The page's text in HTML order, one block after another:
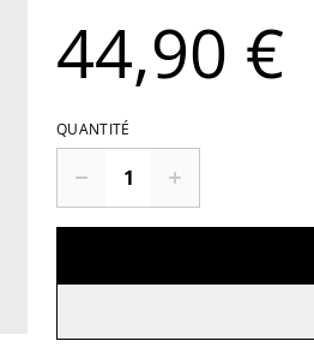
44,90 €
QUANTITÉ